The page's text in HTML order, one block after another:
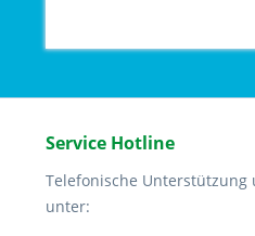
Service Hotline
Telefonische Unterstützung
unter: